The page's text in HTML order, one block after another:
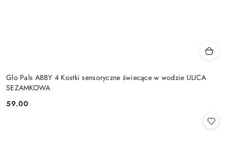
Glo Pals ABBY 4 Kostki sensoryczne świecące w wodzie ULICA
SEZAMKOWA
Cena:
59.00